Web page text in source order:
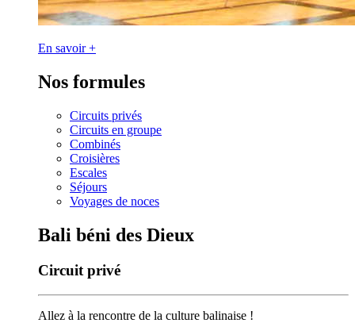
En savoir +
Nos formules
Circuits privés
Circuits en groupe
Combinés
Croisières
Escales
Séjours
Voyages de noces
Bali béni des Dieux
Circuit privé
Allez à la rencontre de la culture balinaise !